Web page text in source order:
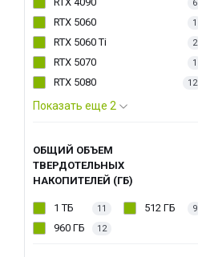
6
RTX 5060 1
RTX 5060 Ti 2
RTX 5070 1
RTX 5080 12
Показать еще 2
ОБЩИЙ ОБЪЕМ
ТВЕРДОТЕЛЬНЫХ
НАКОПИТЕЛЕЙ (ГБ)
1 ТБ 11 512 ГБ 9
960 ГБ 12